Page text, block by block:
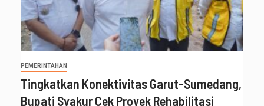
PEMERINTAHAN
Tingkatkan Konektivitas Garut-Sumedang,
Bupati Syakur Cek Proyek Rehabilitasi